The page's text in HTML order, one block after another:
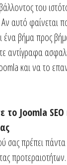
του
αυτό φαίνεται
ένα βήμα προς
αντίγραφα
και να το
το Joomla
σας πρέπει πάντα